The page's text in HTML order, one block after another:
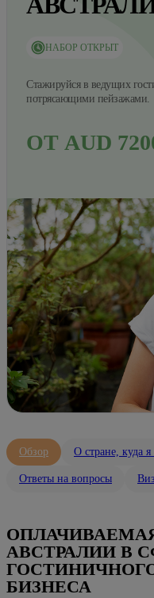
НАБОР ОТКРЫТ
Стажируйся в ведущих
потрясающими пейзажами.
ОТ AUD
Обзор О стране, куда я
Ответы на вопросы
АВСТРАЛИИ В
БИЗНЕСА